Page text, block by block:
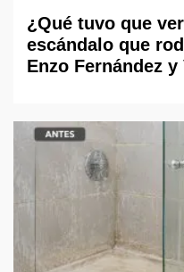
¿Qué tuvo que
escándalo que
Enzo Fernández